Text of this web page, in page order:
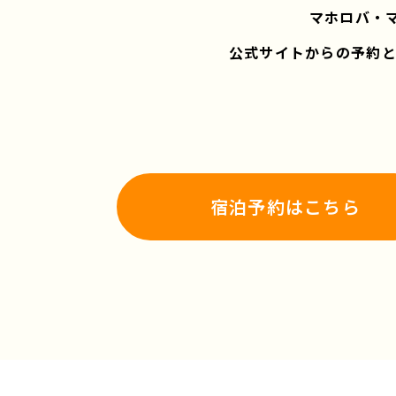
マホロバ・
公式サイトからの予約
宿泊予約はこちら